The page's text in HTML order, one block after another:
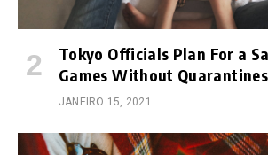
Tokyo Officials Plan For a
Games Without Quarantines
JANEIRO 15, 2021